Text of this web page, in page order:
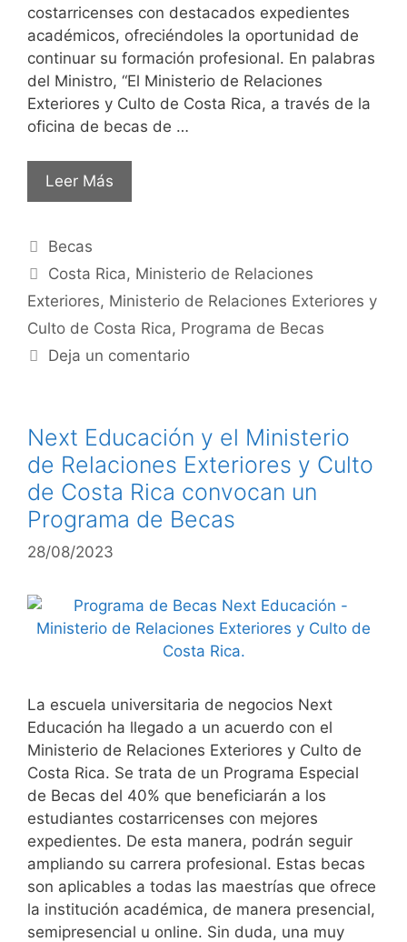
costarricenses con destacados expedientes
académicos, ofreciéndoles la oportunidad de
continuar su formación profesional. En palabras
del Ministro, “El Ministerio de Relaciones
Exteriores y Culto de Costa Rica, a través de la
oficina de becas de …
Leer Más
Becas
Costa Rica, Ministerio de Relaciones
Exteriores, Ministerio de Relaciones Exteriores y
Culto de Costa Rica, Programa de Becas
Deja un comentario
Next Educación y el Ministerio
de Relaciones Exteriores y Culto
de Costa Rica convocan un
Programa de Becas
28/08/2023
La escuela universitaria de negocios Next
Educación ha llegado a un acuerdo con el
Ministerio de Relaciones Exteriores y Culto de
Costa Rica. Se trata de un Programa Especial
de Becas del 40% que beneficiarán a los
estudiantes costarricenses con mejores
expedientes. De esta manera, podrán seguir
ampliando su carrera profesional. Estas becas
son aplicables a todas las maestrías que ofrece
la institución académica, de manera presencial,
semipresencial u online. Sin duda, una muy